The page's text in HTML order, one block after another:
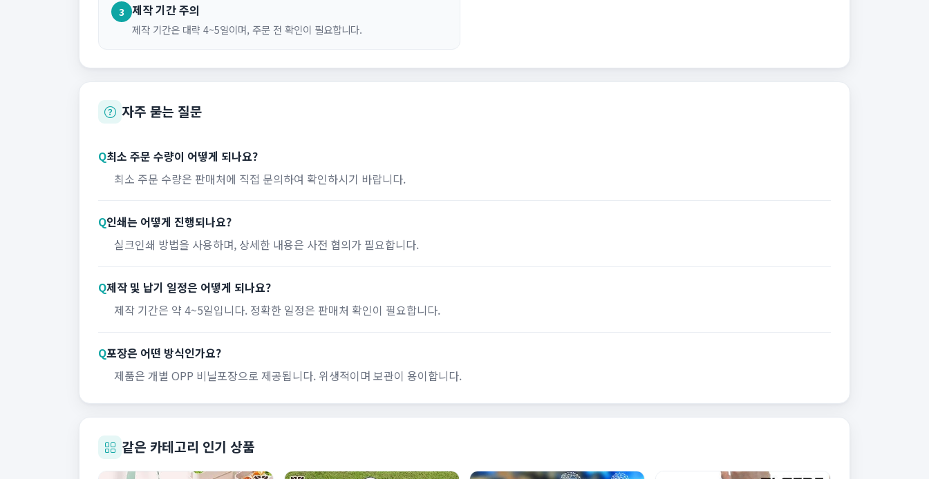
3 제작 기간 주의
제작 기간은 대략 4~5일이며, 주문 전 확인이 필요합니다.
자주 묻는 질문
Q최소 주문 수량이 어떻게 되나요?
최소 주문 수량은 판매처에 직접 문의하여 확인하시기 바랍니다.
Q인쇄는 어떻게 진행되나요?
실크인쇄 방법을 사용하며, 상세한 내용은 사전 협의가 필요합니다.
Q제작 및 납기 일정은 어떻게 되나요?
제작 기간은 약 4~5일입니다. 정확한 일정은 판매처 확인이 필요합니다.
Q포장은 어떤 방식인가요?
제품은 개별 OPP 비닐포장으로 제공됩니다. 위생적이며 보관이 용이합니다.
같은 카테고리 인기 상품